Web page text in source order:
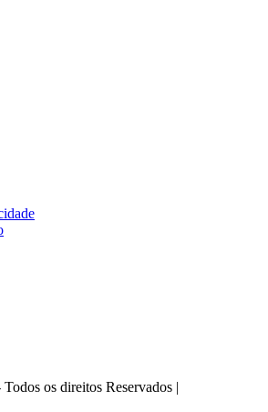
os direitos Reservados |